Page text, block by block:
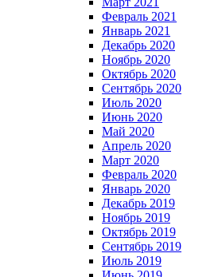
Февраль 2021
Январь 2021
Декабрь 2020
Ноябрь 2020
Октябрь 2020
Сентябрь 2020
Июль 2020
Июнь 2020
Май 2020
Апрель 2020
Март 2020
Февраль 2020
Январь 2020
Декабрь 2019
Ноябрь 2019
Октябрь 2019
Сентябрь 2019
Июль 2019